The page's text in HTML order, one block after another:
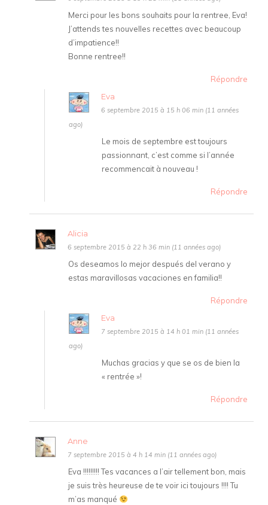
Merci pour les bons souhaits pour la rentree, Eva!
J’attends tes nouvelles recettes avec beaucoup
d’impatience!!
Bonne rentree!!
Répondre
Eva
6 septembre 2015 à 15 h 06 min (11 années
ago)
Le mois de septembre est toujours
passionnant, c’est comme si l’année
recommencait à nouveau !
Répondre
Alicia
6 septembre 2015 à 22 h 36 min (11 années ago)
Os deseamos lo mejor después del verano y
estas maravillosas vacaciones en familia!!
Répondre
Eva
7 septembre 2015 à 14 h 01 min (11 années
ago)
Muchas gracias y que se os de bien la
« rentrée »!
Répondre
Anne
7 septembre 2015 à 4 h 14 min (11 années ago)
Eva !!!!!!!!! Tes vacances a l’air tellement bon, mais
je suis très heureuse de te voir ici toujours !!!! Tu
m’as manqué